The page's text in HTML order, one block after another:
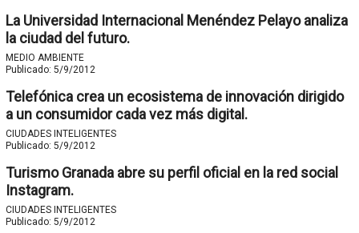
La Universidad Internacional Menéndez Pelayo analiza
la ciudad del futuro.
MEDIO AMBIENTE
Publicado: 5/9/2012
Telefónica crea un ecosistema de innovación dirigido
a un consumidor cada vez más digital.
CIUDADES INTELIGENTES
Publicado: 5/9/2012
Turismo Granada abre su perfil oficial en la red social
Instagram.
CIUDADES INTELIGENTES
Publicado: 5/9/2012